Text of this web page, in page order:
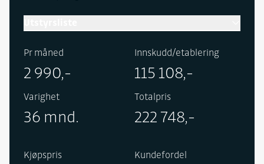
Pr måned
2 990,-
Innskudd/etablering
115 108,-
Varighet
36 mnd.
Totalpris
222 748,-
Kjøpspris Kundefordel